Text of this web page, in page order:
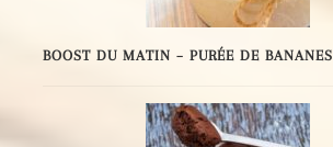
BOOST DU MATIN – PURÉE DE BANANES